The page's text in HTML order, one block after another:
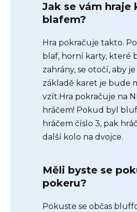
Jak se vám hraje
blafem?
Hra pokračuje takto.
blaf, horní karty, které
zahrány, se otočí, aby
základě karet je bude
vzít.Hra pokračuje na
hráčem! Pokud byl
hráčem číslo 3, pak
další kolo na dvojce.
Měli byste se
pokeru?
Pokuste se občas